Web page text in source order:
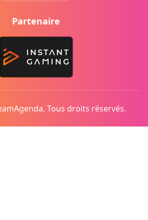
Partenaire
Tous droits réservés.